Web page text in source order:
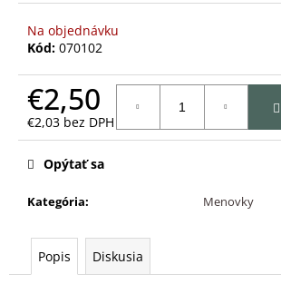
Na objednávku
Kód: 070102
€2,50
€2,03 bez DPH
Jednotková
Kategória: Menovky
Opýtať sa
Popis Diskusia
O
d
p
ú
a
m